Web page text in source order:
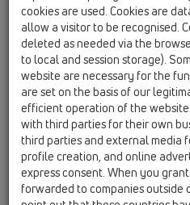
защита / Запасные
О-кольцо 92х4мм
HL01086D
13 Трапы для
Вспомогательные
защита / Запасные
О-кольцо 88х5мм
HL317KHN
13 Трапы для
Вспомогательные
защита / Запасные
cookies are used. Cookies are
allow a visitor to be recognised.
deleted as needed via the
to local and session storage).
website are necessary for the
are set on the basis of our
efficient operation of the
with third parties for their own
third parties and external media
profile creation, and online
express consent. When you
forwarded to companies outside